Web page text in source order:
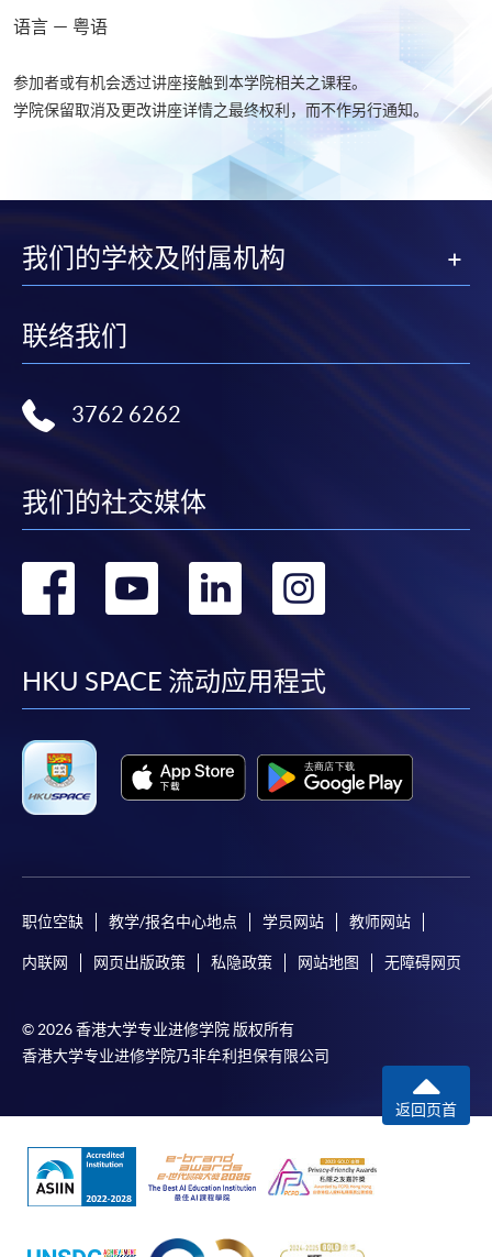
语言 － 粤语
参加者或有机会透过讲座接触到本学院相关之课程。
学院保留取消及更改讲座详情之最终权利，而不作另行通知。
我们的学校及附属机构
联络我们
3762 6262
我们的社交媒体
转
facebook
转
youtube
转
linkedin
HKU SPACE 流动应用程式
职位空缺 教学/报名中心地点 学员网站 教师网站
内联网 网页出版政策 私隐政策 网站地图 无障碍网页
© 2026 香港大学专业进修学院 版权所有
香港大学专业进修学院乃非牟利担保有限公司
返回页首